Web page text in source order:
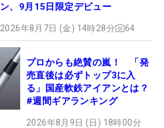
ン、9月15日限定デビュー
2026年8月7日 (金) 14時28分 64
プロからも絶賛の嵐！ 「発
売直後は必ずトップ3に入
る」国産軟鉄アイアンとは？
#週間ギアランキング
2026年8月9日 (日) 18時00分